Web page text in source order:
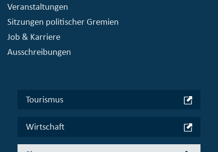
Veranstaltungen
Sitzungen politischer Gremien
Job & Karriere
Ausschreibungen
Tourismus
Wirtschaft